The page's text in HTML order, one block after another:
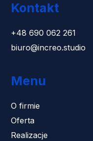
Kontakt
+48 690 062 261
biuro@increo.studio
Menu
O firmie
Oferta
Realizacje